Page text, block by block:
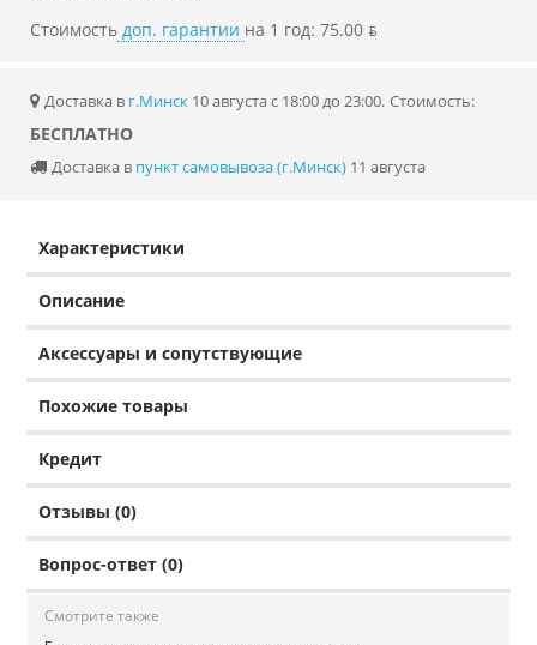
Стоимость доп. гарантии на 1 год: 75.00 ƃ
Доставка в г.Минск 10 августа с 18:00 до 23:00. Стоимость:
БЕСПЛАТНО
Доставка в пункт самовывоза (г.Минск) 11 августа
Характеристики
Описание
Аксессуары и сопутствующие
Похожие товары
Кредит
Отзывы (0)
Вопрос-ответ (0)
Смотрите также